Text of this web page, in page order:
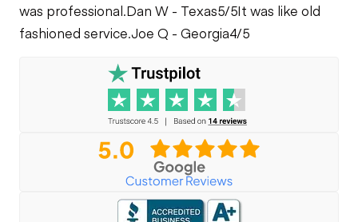
was professional.Dan W - Texas5/5It was like old
fashioned service.Joe Q - Georgia4/5